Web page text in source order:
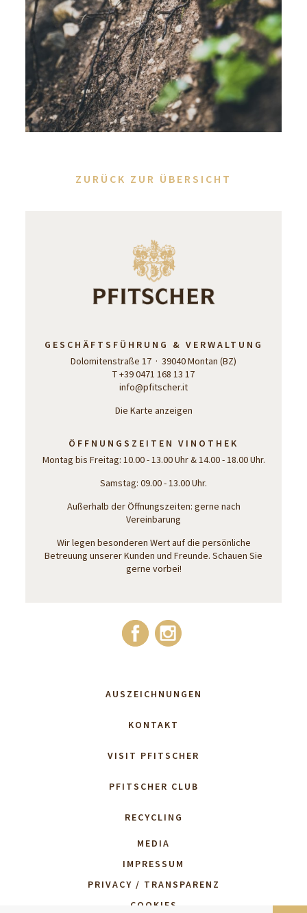
ZURÜCK ZUR ÜBERSICHT
GESCHÄFTSFÜHRUNG & VERWALTUNG
Dolomitenstraße 17 · 39040 Montan (BZ)
T +39 0471 168 13 17
info@pfitscher.it
Die Karte anzeigen
ÖFFNUNGSZEITEN VINOTHEK
Montag bis Freitag: 10.00 - 13.00 Uhr & 14.00 - 18.00 Uhr.
Samstag: 09.00 - 13.00 Uhr.
Außerhalb der Öffnungszeiten: gerne nach
Vereinbarung
Wir legen besonderen Wert auf die persönliche
Betreuung unserer Kunden und Freunde. Schauen Sie
gerne vorbei!
AUSZEICHNUNGEN
KONTAKT
VISIT PFITSCHER
PFITSCHER CLUB
RECYCLING
MEDIA
IMPRESSUM
PRIVACY / TRANSPARENZ
COOKIES